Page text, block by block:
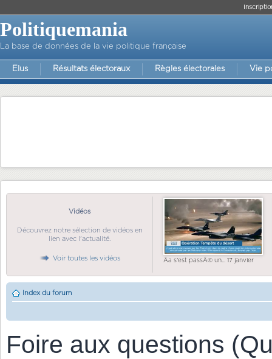
Politiquemania
La base de données de la vie politique française
Elus Résultats électoraux Règles électorales Vie
Vidéos
Découvrez notre sélection de vidéos en
lien avec l'actualité.
Voir toutes les vidéos Ãa s'est passÃ© un... 17 janvier
Index du forum
Foire aux questions